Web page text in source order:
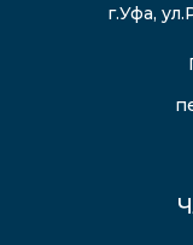
г.Уфа,